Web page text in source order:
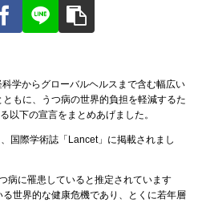
学からグローバルヘルスまで含む幅広い
もに、うつ病の世界的負担を軽減するた
以下の宣言をまとめあげました。
国際学術誌「Lancet」に掲載されまし
病に罹患していると推定されています
世界的な健康危機であり、とくに若年層